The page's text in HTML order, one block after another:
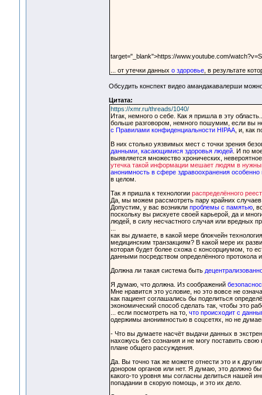
target="_blank">https://www.youtube.com/
... от утечки данных о здоровье, в результате
Обсудить конспект видео амандакавалерши
Цитата:
https://xmr.ru/threads/1040/
Итак, немного о себе. Как я пришла в эту
больше разговором, немного пошумим, если вы
с Правилами конфиденциальности HIPAA, и, как
В них столько уязвимых мест с точки зрения
данными, касающимися здоровья людей. И по
выявляется множество хронических,
утечка такой информации мешает людям в
анонимность в сфере здравоохранения
в целом.
Так я пришла к технологии распределённого
Да, мы можем рассмотреть пару крайних
Допустим, у вас возникли проблемы с памятью,
поскольку вы рискуете своей карьерой, да и
людей, в силу несчастного случая или вредных
как вы думаете, в какой мере блокчейн
медицинским транзакциям? В какой мере их
которая будет более схожа с консорциумом, то
данными посредством определённого протокола
Должна ли такая система быть
Я думаю, что должна. Из соображений
Мне нравится это условие, но это вовсе не
как пациент соглашались бы поделиться
экономический способ сделать так, чтобы это
... если посмотреть на то, что происходит с
одержимы анонимностью в соцсетях, но не
- Что вы думаете насчёт выдачи данных в
нахожусь без сознания и не могу поставить
плане общего рассуждения.
Да. Вы точно так же можете отнести это и к
донором органов или нет. Я думаю, это должно
какого-то уровня мы согласны делиться нашей
попадании в скорую помощь, и это их дело.